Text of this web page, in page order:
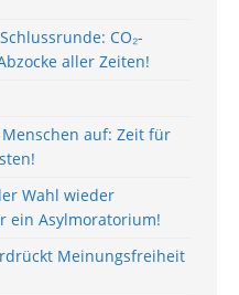
CO₂-
aller Zeiten!
auf: Zeit für
Wahl wieder
ein Asylmoratorium!
Meinungsfreiheit